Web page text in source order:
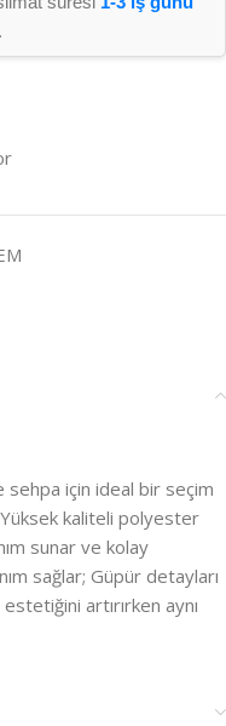
için ideal bir seçim
Yüksek kaliteli polyester
sunar ve kolay
sağlar; Güpür detayları
artırırken aynı